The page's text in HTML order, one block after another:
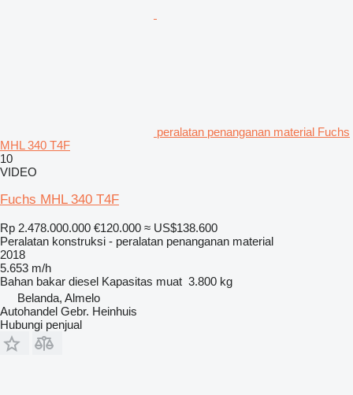
peralatan penanganan material Fuchs
MHL 340 T4F
10
VIDEO
Fuchs MHL 340 T4F
Rp 2.478.000.000 €120.000 ≈ US$138.600
Peralatan konstruksi - peralatan penanganan material
2018
5.653 m/h
Bahan bakar diesel Kapasitas muat 3.800 kg
Belanda, Almelo
Autohandel Gebr. Heinhuis
Hubungi penjual